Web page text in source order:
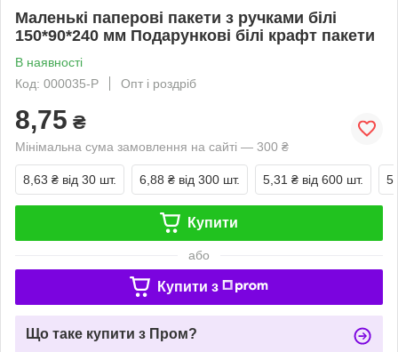
Маленькі паперові пакети з ручками білі
150*90*240 мм Подарункові білі крафт пакети
В наявності
Код: 000035-Р
Опт і роздріб
8,75 ₴
Мінімальна сума замовлення на сайті — 300 ₴
8,63 ₴ від 30 шт. 6,88 ₴ від 300 шт. 5,31 ₴ від 600 шт.
Купити
або
Купити з
Що таке купити з Пром?